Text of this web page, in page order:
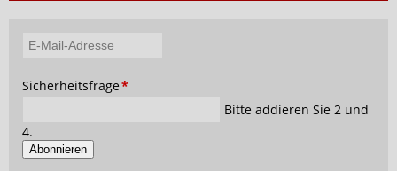
Adresse
Pflichtfeld
Sicherheitsfrage*
Bitte addieren Sie 2 und
4.
Abonnieren